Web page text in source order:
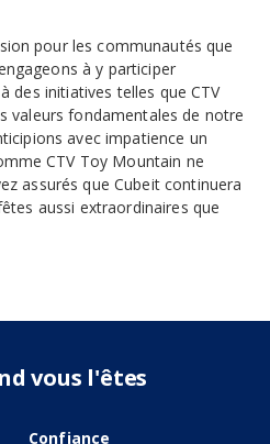
pour les communautés que
à y participer
des initiatives telles que CTV
valeurs fondamentales de notre
avec impatience un
CTV Toy Mountain ne
assurés que Cubeit continuera
aussi extraordinaires que
vous l'êtes
Confiance